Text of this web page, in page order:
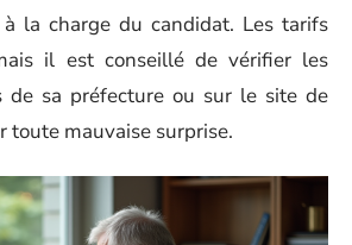
la charge du candidat. Les tarifs
il est conseillé de vérifier les
de sa préfecture ou sur le site de
toute mauvaise surprise.